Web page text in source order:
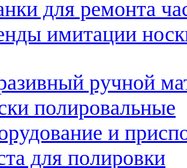
для ремонта
имитации
ручной
полировальные
и
для полировки